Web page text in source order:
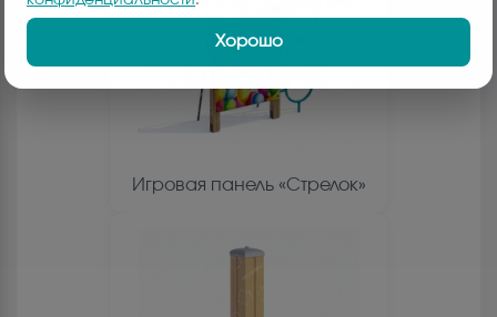
Игровая панель «Стрелок»
Хорошо